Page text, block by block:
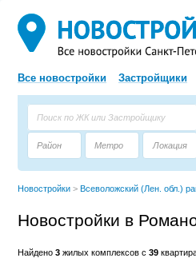
Все новостройки Застройщики
Район Метро Локация
Новостройки > Всеволожский (Лен. обл.)
Новостройки в
Найдено3 жилых комплексов с39